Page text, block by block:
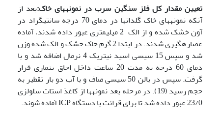
تعیین مقدار کل فلز سنگین سرب در نمونه­های خاک:بعد از
آنکه نمونه­های خاک گلدان­ها در دمای 70 درجه سانتی­گراد در
آون خشک شده و از الک 2 میلی­متری عبور داده شدند، آماده
عصاره­گیری شدند. در ابتدا 2 گرم خاک خشک و الک شده وزن
شد و سپس 15 سی­سی اسید نیتریک 4 نرمال اضافه شد و با
دمای 60 درجه به مدت 20 ساعت داخل اجاق بن­ماری قرار
گرفت. سپس در بالن 50 سی­سی صاف و با آب دو بار تقطیر به
حجم رسید (19). در مرحله بعد نمونه­ها از کاغذ استات سلولزی
23/0 عبور داده شد تا برای قرائت با دستگاه ICP آماده شوند.